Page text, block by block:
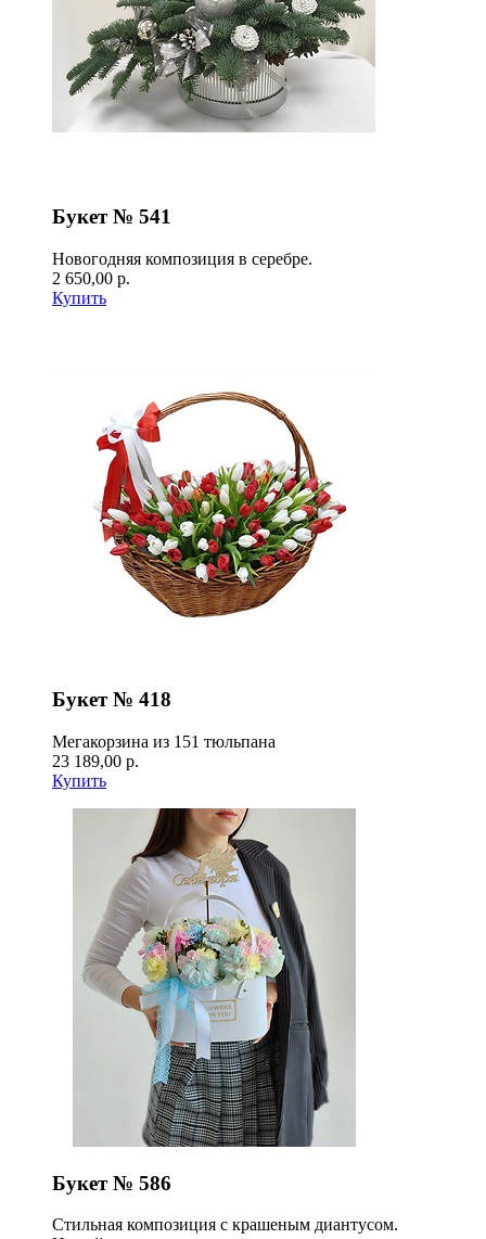
Букет № 541
Новогодняя композиция в серебре.
2 650,00 р.
Купить
Букет № 418
Мегакорзина из 151 тюльпана
23 189,00 р.
Купить
Букет № 586
Стильная композиция с крашеным диантусом.